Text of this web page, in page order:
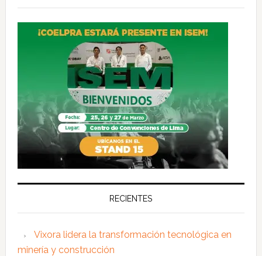
RECIENTES
Vixora lidera la transformación tecnológica en
minería y construcción